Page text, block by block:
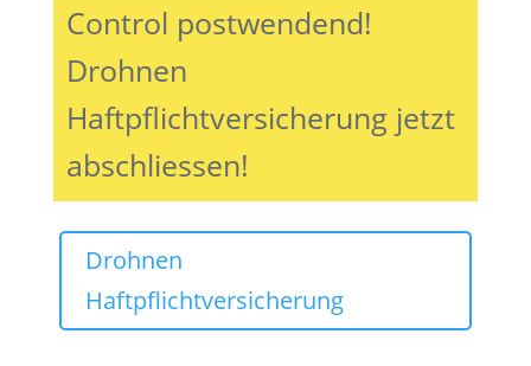
Control postwendend!
Drohnen
Haftpflichtversicherung jetzt
abschliessen!
Drohnen
Haftpflichtversicherung